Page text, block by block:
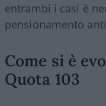
entrambi i casi è
pensionamento
Come si è
Quota 103